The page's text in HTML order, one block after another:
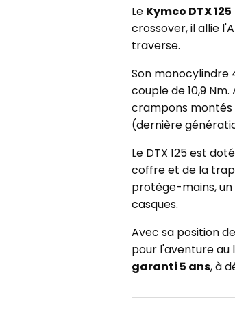
Le Kymco DTX 125
crossover, il allie
traverse.
Son monocylindre
couple de 10,9
crampons montés
(dernière
Le DTX 125 est
coffre et de la
protège-mains, un
casques.
Avec sa position
pour l'aventure au
garanti 5 ans, à